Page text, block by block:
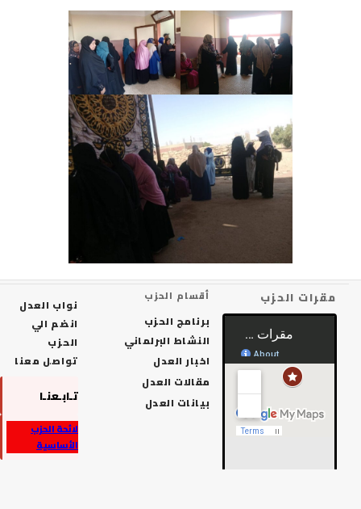
الحزب أقسام الحزب
برنامج الحزب
النشاط البرلماني
اخبار العدل
مقالات العدل
بيانات العدل
نواب العدل
انضم الي
تواصل معنا
تـابـعنـا
لائحة الحزب
الأساسية